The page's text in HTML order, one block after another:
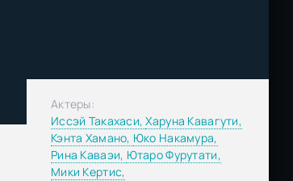
Актеры:
Иссэй Такахаси,Харуна Кавагути,
Кэнта Хамано, Юко Накамура,
Рина Каваэи, Ютаро Фурутати,
Мики Кертис,